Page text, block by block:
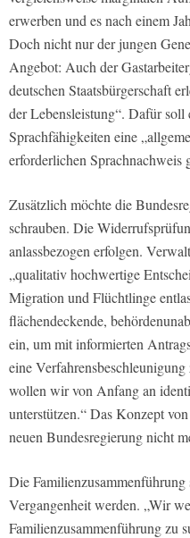
erwerben und es nach einem
Doch nicht nur der jungen
Angebot: Auch der
deutschen Staatsbürgerschaft
der Lebensleistung“. Dafür soll
Sprachfähigkeiten eine
erforderlichen Sprachnachweis
Zusätzlich möchte die
schrauben. Die
anlassbezogen erfolgen.
„qualitativ hochwertige
Migration und Flüchtlinge
flächendeckende,
ein, um mit informierten
eine
wollen wir von Anfang an
unterstützen.“ Das Konzept
neuen Bundesregierung nicht
Die
Vergangenheit werden. „Wir
Familienzusammenführung zu